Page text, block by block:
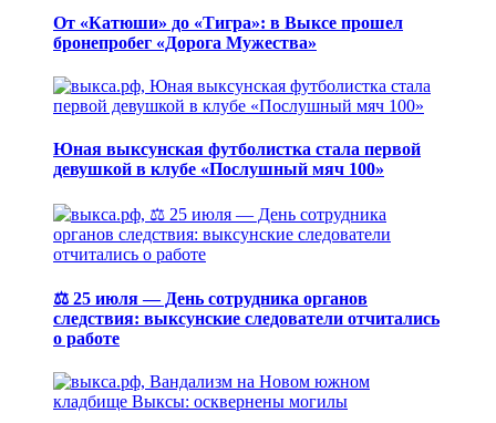
От «Катюши» до «Тигра»: в Выксе прошел
бронепробег «Дорога Мужества»
Юная выксунская футболистка стала первой
девушкой в клубе «Послушный мяч 100»
⚖️ 25 июля — День сотрудника органов
следствия: выксунские следователи отчитались
о работе